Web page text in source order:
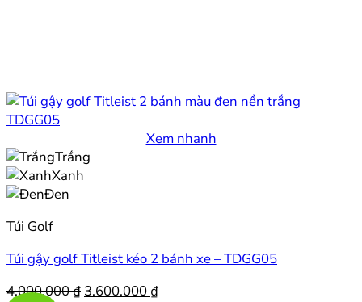
Xem nhanh
Trắng
Xanh
Đen
Túi Golf
Túi gậy golf Titleist kéo 2 bánh xe – TDGG05
4.000.000₫ Giá
3.600.000 ₫Giá